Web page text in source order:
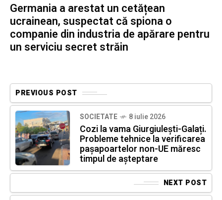
Germania a arestat un cetățean
ucrainean, suspectat că spiona o
companie din industria de apărare pentru
un serviciu secret străin
PREVIOUS POST
SOCIETATE 8 iulie 2026
Cozi la vama Giurgiulești-Galați.
Probleme tehnice la verificarea
pașapoartelor non-UE măresc
timpul de așteptare
NEXT POST